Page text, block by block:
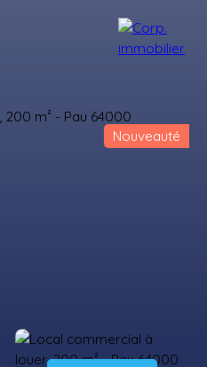
Nouveauté